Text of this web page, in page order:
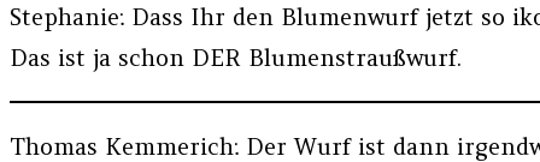
Stephanie: Dass Ihr den Blumenwurf jetzt so
Das ist ja schon DER Blumenstraußwurf.
Thomas Kemmerich: Der Wurf ist dann